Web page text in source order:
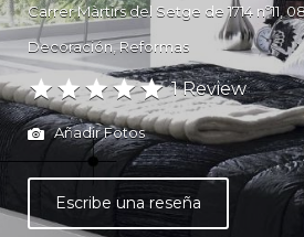
Carrer Màrtirs del Setge de 1714 nº11,
Decoración Reformas
1 Review
Añadir Fotos
Escribe una reseña